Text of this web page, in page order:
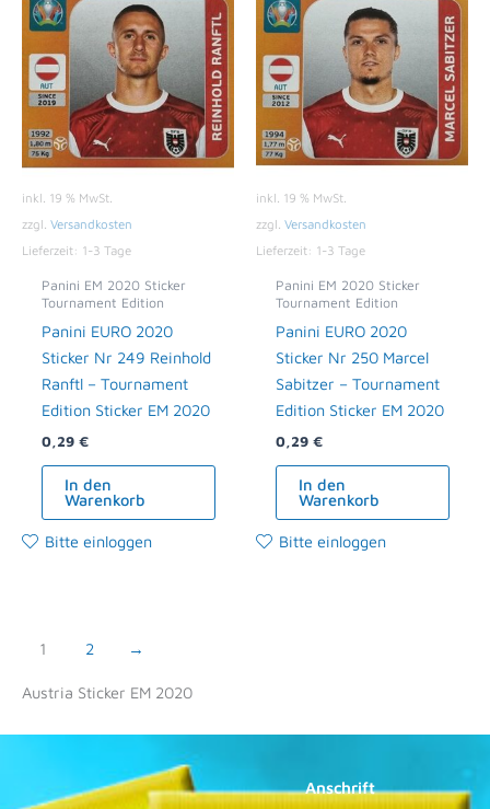
inkl. 19 % MwSt.
zzgl. Versandkosten
Lieferzeit: 1-3 Tage
Panini EM 2020 Sticker
Tournament Edition
Panini EURO 2020
Sticker Nr 249 Reinhold
Ranftl – Tournament
Edition Sticker EM 2020
0,29 €
In den
Warenkorb
Bitte einloggen
inkl. 19 % MwSt.
zzgl. Versandkosten
Lieferzeit: 1-3 Tage
Panini EM 2020 Sticker
Tournament Edition
Panini EURO 2020
Sticker Nr 250 Marcel
Sabitzer – Tournament
Edition Sticker EM 2020
0,29 €
In den
Warenkorb
Bitte einloggen
1 2 →
Austria Sticker EM 2020
Anschrift